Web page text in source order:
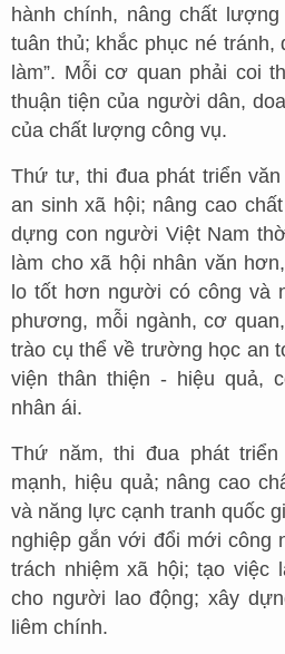
hành chính, nâng chất
tuân thủ; khắc phục né tránh,
làm”. Mỗi cơ quan phải coi
thuận tiện của người dân,
của chất lượng công vụ.
Thứ tư, thi đua phát triển
an sinh xã hội; nâng cao
dựng con người Việt Nam
làm cho xã hội nhân văn
lo tốt hơn người có công và
phương, mỗi ngành, cơ
trào cụ thể về trường học an
viện thân thiện - hiệu quả,
nhân ái.
Thứ năm, thi đua phát
mạnh, hiệu quả; nâng cao
và năng lực cạnh tranh quốc
nghiệp gắn với đổi mới công
trách nhiệm xã hội; tạo việc
cho người lao động; xây
liêm chính.